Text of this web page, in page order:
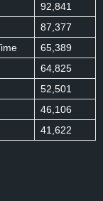
92,841
87,377
65,389
64,825
52,501
46,106
41,622